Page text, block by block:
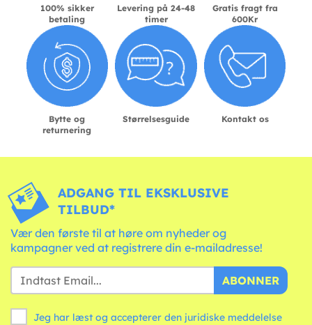
100% sikker
betaling
Levering på 24-48
timer
Gratis fragt fra
600Kr
Bytte og
returnering
Størrelsesguide Kontakt os
ADGANG TIL EKSKLUSIVE
TILBUD*
Vær den første til at høre om nyheder og
kampagner ved at registrere din e-mailadresse!
ABONNER
Jeg har læst og accepterer den juridiske meddelelse